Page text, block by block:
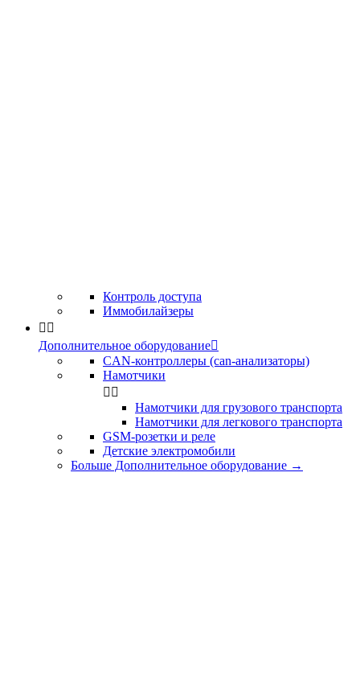
Контроль доступа
Иммобилайзеры
 
Дополнительное оборудование
CAN-контроллеры (can-анализаторы)
Намотчики
 
Намотчики для грузового транспорта
Намотчики для легкового транспорта
GSM-розетки и реле
Детские электромобили
Больше Дополнительное оборудование →